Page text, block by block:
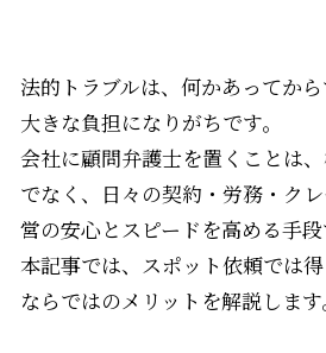
法的トラブルは、何かあってか
大きな負担になりがちです。
会社に顧問弁護士を置くことは
でなく、日々の契約・労務・ク
営の安心とスピードを高める手段
本記事では、スポット依頼では
ならではのメリットを解説します